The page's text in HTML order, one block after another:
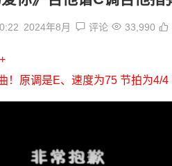
2024年8月 评论 33,990
！原调是E、速度为75 节拍为4/4